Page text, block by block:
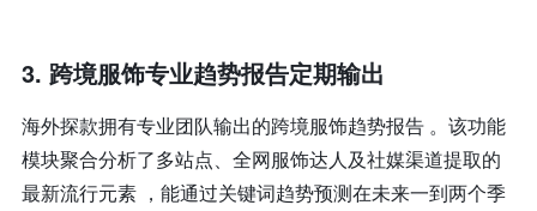
3. 跨境服饰专业趋势报告定期输出
海外探款拥有专业团队输出的跨境服饰趋势报告 。该功能
模块聚合分析了多站点、全网服饰达人及社媒渠道提取的
最新流行元素 ，能通过关键词趋势预测在未来一到两个季